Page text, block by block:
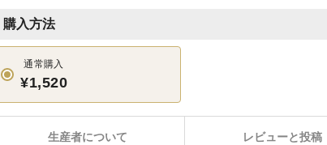
購入方法
通常購入
¥1,520
レビューと投稿
生産者について